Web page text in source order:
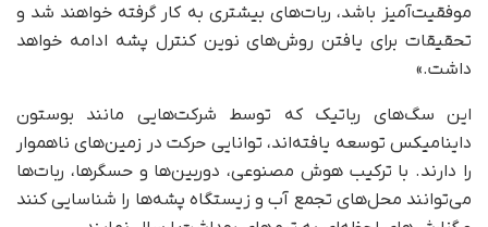
موفقیت‌آمیز باشد، ربات‌های بیشتری به کار گرفته خواهند شد و
تحقیقات برای یافتن روش‌های نوین کنترل پشه ادامه خواهد
داشت.»
این سگ‌های رباتیک که توسط شرکت‌هایی مانند بوستون
داینامیکس توسعه یافته‌اند، توانایی حرکت در زمین‌های ناهموار
را دارند. با ترکیب هوش مصنوعی، دوربین‌ها و حسگرها، ربات‌ها
می‌توانند محل‌های تجمع آب و زیستگاه پشه‌ها را شناسایی کنند